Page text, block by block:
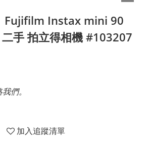
Fujifilm Instax mini 90
手 拍立得相機 #103207
們。
加入追蹤清單